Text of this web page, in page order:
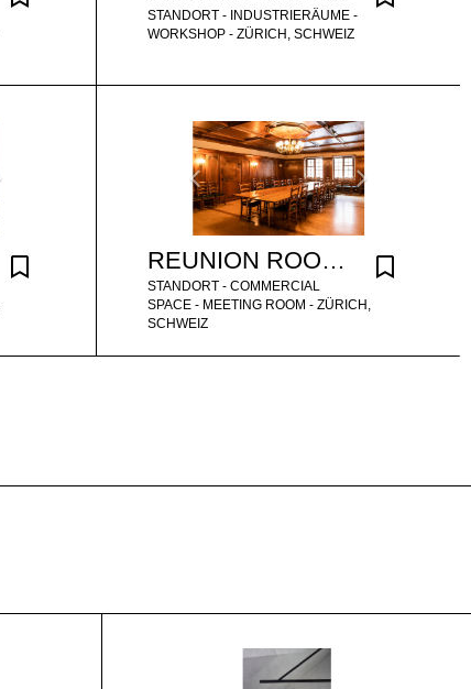
STANDORT - INDUSTRIERÄUME -
WORKSHOP - ZÜRICH, SCHWEIZ
REUNION ROOMS IN HISTORIC HOUSE
STANDORT - COMMERCIAL
SPACE - MEETING ROOM - ZÜRICH,
SCHWEIZ